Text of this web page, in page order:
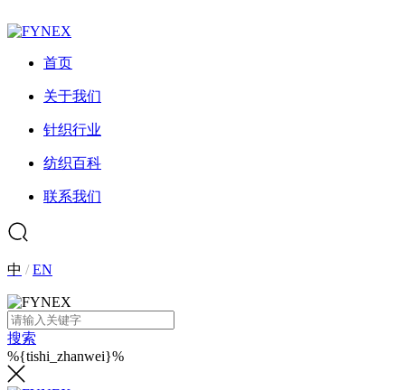
首页
关于我们
针织行业
纺织百科
联系我们
中 /EN
搜索
%{tishi_zhanwei}%